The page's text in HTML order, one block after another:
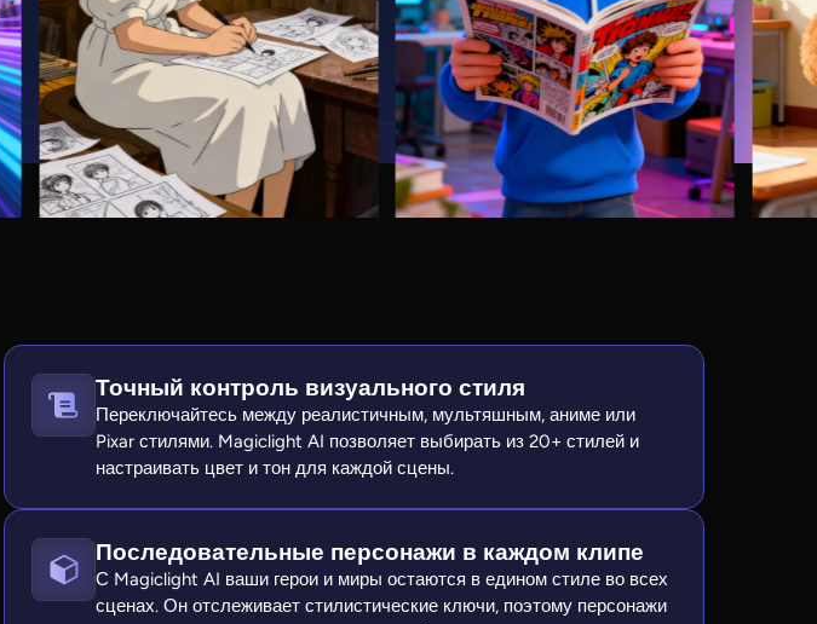
Точный контроль визуального стиля
Переключайтесь между реалистичным, мультяшным, аниме или
Pixar стилями. Magiclight AI позволяет выбирать из 20+ стилей и
настраивать цвет и тон для каждой сцены.
Последовательные персонажи в каждом клипе
С Magiclight AI ваши герои и миры остаются в едином стиле во всех
сценах. Он отслеживает стилистические ключи, поэтому персонажи